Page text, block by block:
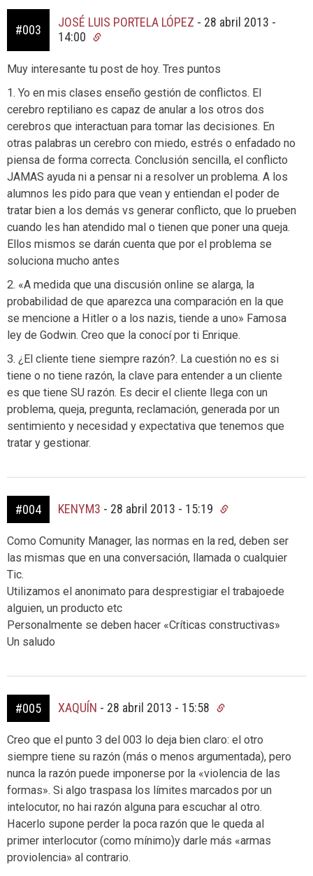
#003
JOSÉ LUIS PORTELA LÓPEZ - 28 abril 2013 -
14:00
Muy interesante tu post de hoy. Tres puntos
1. Yo en mis clases enseño gestión de conflictos. El
cerebro reptiliano es capaz de anular a los otros dos
cerebros que interactuan para tomar las decisiones. En
otras palabras un cerebro con miedo, estrés o enfadado no
piensa de forma correcta. Conclusión sencilla, el conflicto
JAMAS ayuda ni a pensar ni a resolver un problema. A los
alumnos les pido para que vean y entiendan el poder de
tratar bien a los demás vs generar conflicto, que lo prueben
cuando les han atendido mal o tienen que poner una queja.
Ellos mismos se darán cuenta que por el problema se
soluciona mucho antes
2. «A medida que una discusión online se alarga, la
probabilidad de que aparezca una comparación en la que
se mencione a Hitler o a los nazis, tiende a uno» Famosa
ley de Godwin. Creo que la conocí por ti Enrique.
3. ¿El cliente tiene siempre razón?. La cuestión no es si
tiene o no tiene razón, la clave para entender a un cliente
es que tiene SU razón. Es decir el cliente llega con un
problema, queja, pregunta, reclamación, generada por un
sentimiento y necesidad y expectativa que tenemos que
tratar y gestionar.
#004 KENYM3 - 28 abril 2013 - 15:19
Como Comunity Manager, las normas en la red, deben ser
las mismas que en una conversación, llamada o cualquier
Tic.
Utilizamos el anonimato para desprestigiar el trabajoede
alguien, un producto etc
Personalmente se deben hacer «Críticas constructivas»
Un saludo
#005 XAQUÍN - 28 abril 2013 - 15:58
Creo que el punto 3 del 003 lo deja bien claro: el otro
siempre tiene su razón (más o menos argumentada), pero
nunca la razón puede imponerse por la «violencia de las
formas». Si algo traspasa los límites marcados por un
intelocutor, no hai razón alguna para escuchar al otro.
Hacerlo supone perder la poca razón que le queda al
primer interlocutor (como mínimo)y darle más «armas
proviolencia» al contrario.